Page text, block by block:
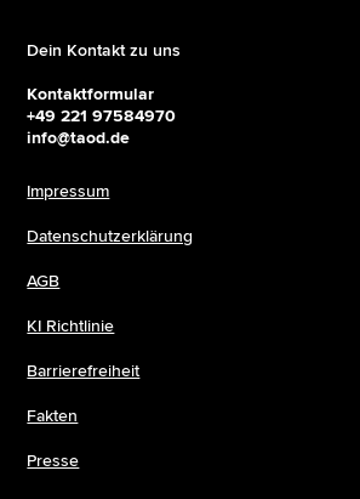
Dein Kontakt zu uns
Kontaktformular
+49 221 97584970
info@taod.de
Impressum
Datenschutzerklärung
AGB
KI Richtlinie
Barrierefreiheit
Fakten
Presse